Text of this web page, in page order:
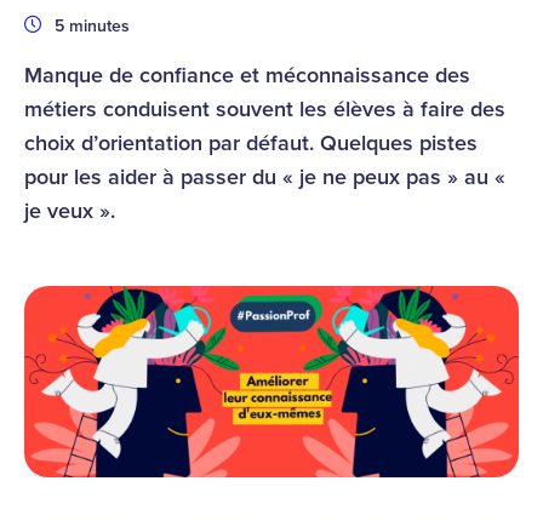
Durée
5 minutes
Manque de confiance et méconnaissance des
métiers conduisent souvent les élèves à faire des
choix d’orientation par défaut. Quelques pistes
pour les aider à passer du « je ne peux pas » au «
je veux ».